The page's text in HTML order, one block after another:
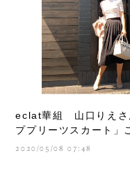
eclat華組 山口りえさ
ププリーツスカート」
2020/05/08 07:48